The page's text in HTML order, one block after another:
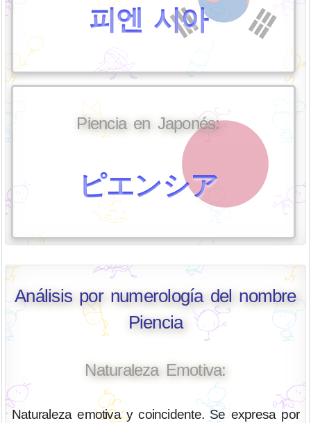
피엔 시아
Piencia en Japonés:
ピエンシア
Análisis por numerología del nombre
Piencia
Naturaleza Emotiva:
Naturaleza emotiva y coincidente. Se expresa por